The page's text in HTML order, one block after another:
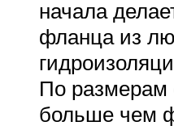
начала
фланца из
По размерам
больше чем